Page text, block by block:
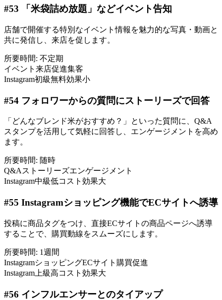
#53 「米袋詰め放題」などイベント告知
店舗で開催する特別なイベント情報を魅力的な写真・動画と
共に発信し、来店を促します。
所要時間: 不定期
イベント 来店促進集客
Instagram初級無料効果小
#54 フォロワーからの質問にストーリーズで回答
「どんなブレンド米がおすすめ？」といった質問に、Q&A
スタンプを活用して気軽に回答し、エンゲージメントを高め
ます。
所要時間: 随時
Q&Aストーリーズエンゲージメント
Instagram中級低コスト 効果大
#55 Instagramショッピング機能でECサイトへ誘導
投稿に商品タグをつけ、直接ECサイトの商品ページへ誘導
することで、購買動線をスムーズにします。
所要時間: 1週間
InstagramショッピングECサイト 購買促進
Instagram 上級高コスト 効果大
#56 インフルエンサーとのタイアップ